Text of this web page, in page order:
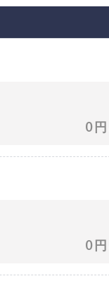
0 円
0 円